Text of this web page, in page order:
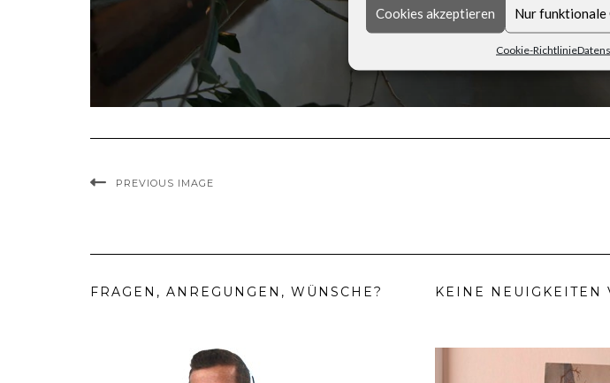
Cookies akzeptieren Nur funktionale
Cookie-Richtlinie
PREVIOUS IMAGE
FRAGEN, ANREGUNGEN, WÜNSCHE? KEINE NEUIGKEITEN